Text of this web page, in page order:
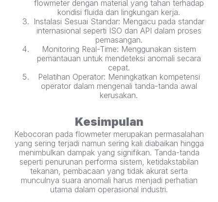
flowmeter dengan material yang tahan terhadap
kondisi fluida dan lingkungan kerja.
Instalasi Sesuai Standar: Mengacu pada standar
internasional seperti ISO dan API dalam proses
pemasangan.
Monitoring Real-Time: Menggunakan sistem
pemantauan untuk mendeteksi anomali secara
cepat.
Pelatihan Operator: Meningkatkan kompetensi
operator dalam mengenali tanda-tanda awal
kerusakan.
Kesimpulan
Kebocoran pada flowmeter merupakan permasalahan
yang sering terjadi namun sering kali diabaikan hingga
menimbulkan dampak yang signifikan. Tanda-tanda
seperti penurunan performa sistem, ketidakstabilan
tekanan, pembacaan yang tidak akurat serta
munculnya suara anomali harus menjadi perhatian
utama dalam operasional industri.